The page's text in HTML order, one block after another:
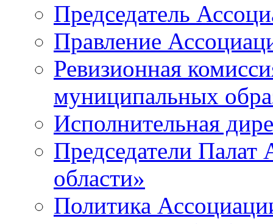
Председатель
Правление
Ревизионная
муниципальных
Исполнительная
Председатели
области»
Политика